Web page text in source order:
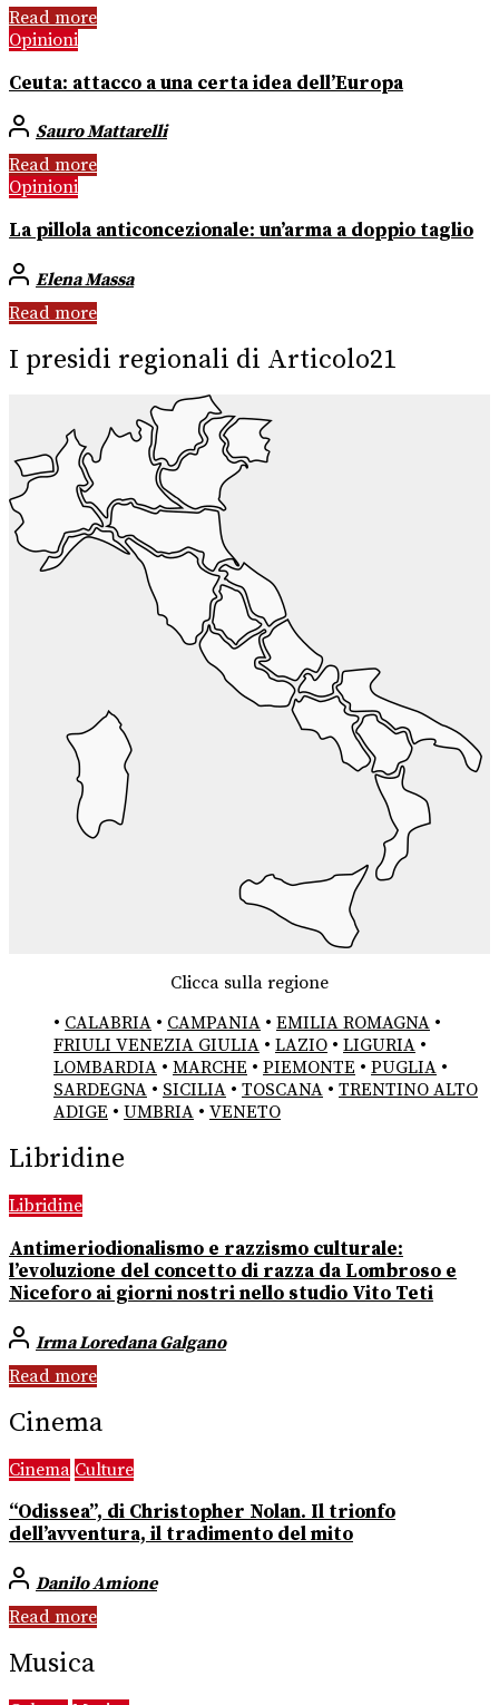
Read more
Opinioni
Ceuta: attacco a una certa idea dell’Europa
Sauro Mattarelli
Read more
Opinioni
La pillola anticoncezionale: un’arma a doppio taglio
Elena Massa
Read more
I presidi regionali di Articolo21
Clicca sulla regione
• CALABRIA • CAMPANIA • EMILIA ROMAGNA •
FRIULI VENEZIA GIULIA • LAZIO • LIGURIA •
LOMBARDIA • MARCHE • PIEMONTE • PUGLIA •
SARDEGNA • SICILIA • TOSCANA • TRENTINO ALTO
ADIGE • UMBRIA • VENETO
Libridine
Libridine
Antimeriodionalismo e razzismo culturale:
l’evoluzione del concetto di razza da Lombroso e
Niceforo ai giorni nostri nello studio Vito Teti
Irma Loredana Galgano
Read more
Cinema
Cinema Culture
“Odissea”, di Christopher Nolan. Il trionfo
dell’avventura, il tradimento del mito
Danilo Amione
Read more
Musica